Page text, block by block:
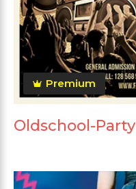
Premium
Oldschool-Party